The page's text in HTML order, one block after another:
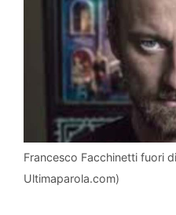
Francesco Facchinetti fuori
Ultimaparola.com)